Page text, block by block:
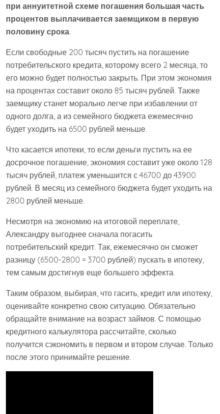
при аннуитетной схеме погашения большая часть
процентов выплачивается заемщиком в первую
половину срока.
Если свободные 200 тысяч пустить на погашение
потребительского кредита, которому всего 2 месяца, то
его можно будет полностью закрыть. При этом экономия
на процентах составит около 85 тысяч рублей. Также
заемщику станет морально легче при избавлении от
одного долга, а из семейного бюджета ежемесячно
будет уходить на 6500 рублей меньше.
Что касается ипотеки, то если деньги пустить на ее
досрочное погашение, экономия составит уже около 128
тысяч рублей, платеж уменьшится с 46700 до 43900
рублей. В месяц из семейного бюджета будет уходить на
2800 рублей меньше.
Несмотря на экономию на итоговой переплате,
Александру выгоднее сначала погасить
потребительский кредит. Так, ежемесячно он сможет
разницу (6500-2800 = 3700 рублей) пускать в ипотеку,
тем самым достигнув еще большего эффекта.
Таким образом, выбирая, что гасить, кредит или ипотеку,
оценивайте конкретно свою ситуацию. Обязательно
обращайте внимание на возраст займов. С помощью
кредитного калькулятора рассчитайте, сколько
получится сэкономить в первом и втором случае. Только
после этого принимайте решение.